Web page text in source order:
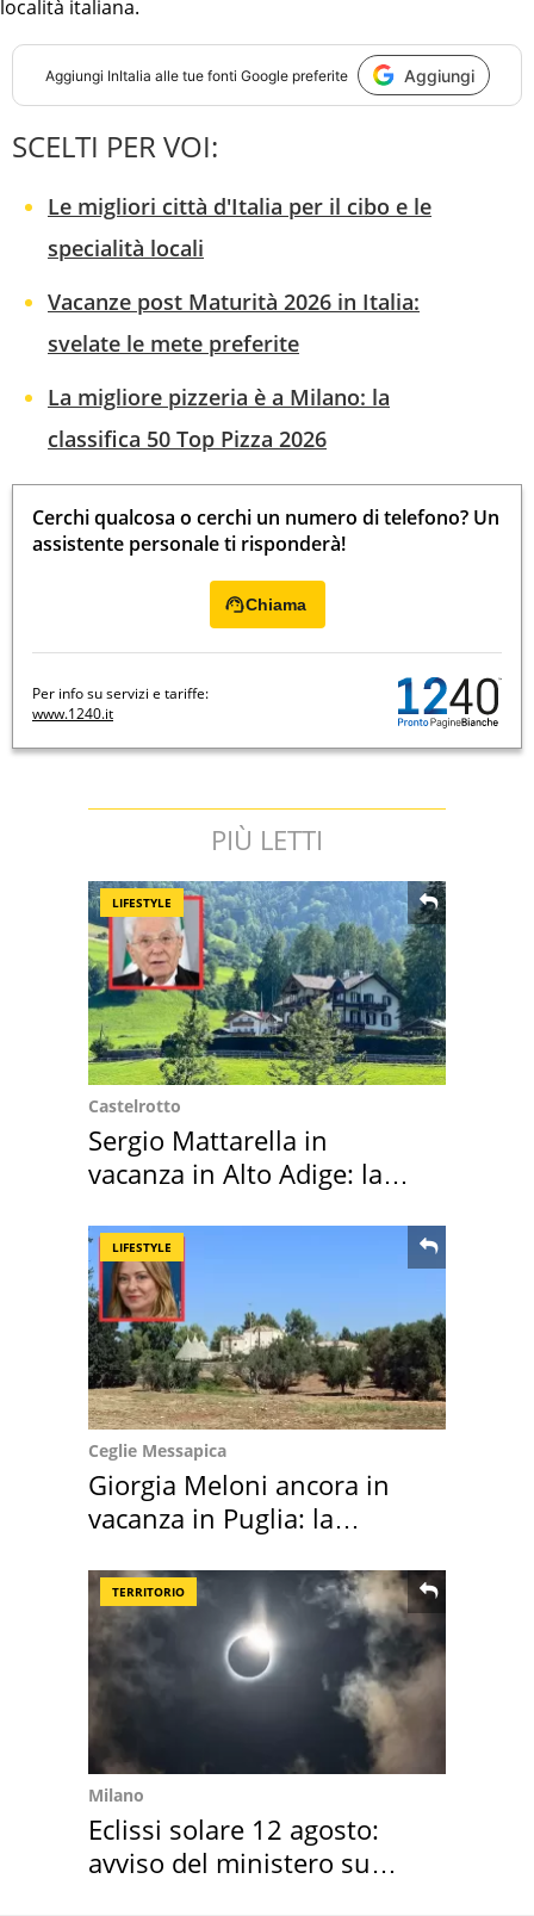
località italiana.
Aggiungi InItalia alle tue fonti Google preferite Aggiungi
SCELTI PER VOI:
Le migliori città d'Italia per il cibo e le
specialità locali
Vacanze post Maturità 2026 in Italia:
svelate le mete preferite
La migliore pizzeria è a Milano: la
classifica 50 Top Pizza 2026
Cerchi qualcosa o cerchi un numero di telefono? Un
assistente personale ti risponderà!
Chiama
Per info su servizi e tariffe:
www.1240.it
PIÙ LETTI
LIFESTYLE
Castelrotto
Sergio Mattarella in
vacanza in Alto Adige: la
LIFESTYLE
Ceglie Messapica
Giorgia Meloni ancora in
vacanza in Puglia: la
TERRITORIO
Milano
Eclissi solare 12 agosto:
avviso del ministero su